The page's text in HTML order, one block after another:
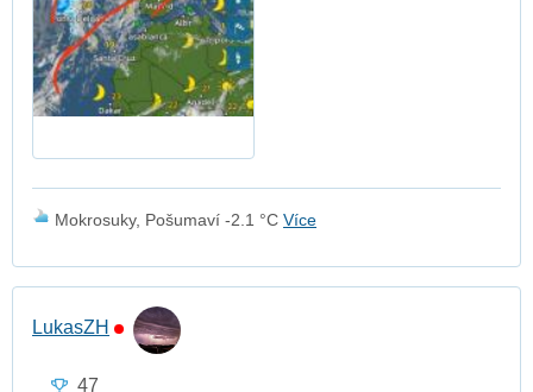
Mokrosuky, Pošumaví -2.1 °C Více
LukasZH
47